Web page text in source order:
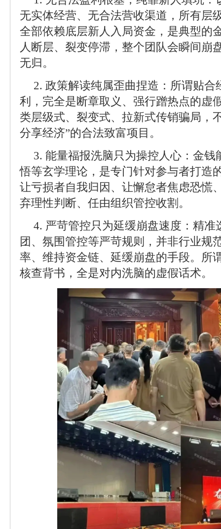
无实体经营、无合法营收渠道，所有层
全部依赖底层新人入局资金，是典型的
人断层、裂变停滞，整个团队会瞬间崩
无归。
2. 政策解读纯属歪曲捏造：所谓贴
利，完全是断章取义、强行蹭热点的虚
类层级式、裂变式、拉新式传销骗局，
分享经济”的合法致富项目。
3. 能量福报洗脑只为操控人心：金
悟等玄学理论，是专门针对参与者打造
让亏损者自我归因、让懈怠者焦虑恐慌
弃理性判断、任由组织管控收割。
4. 严苛管控只为延缓崩盘速度：精准
团、氛围管控等严苛规则，并非行业规
率、维持资金链、延缓崩盘的手段。所
核查背书，全是对内洗脑的虚假话术。